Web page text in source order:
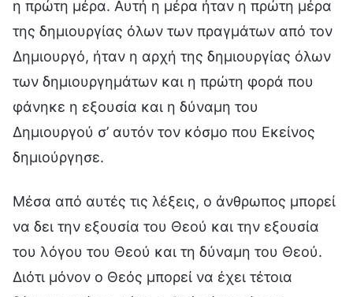
η πρώτη μέρα. Αυτή η μέρα ήταν η πρώτη μέρα
της δημιουργίας όλων των πραγμάτων από τον
Δημιουργό, ήταν η αρχή της δημιουργίας όλων
των δημιουργημάτων και η πρώτη φορά που
φάνηκε η εξουσία και η δύναμη του
Δημιουργού σ’ αυτόν τον κόσμο που Εκείνος
δημιούργησε.
Μέσα από αυτές τις λέξεις, ο άνθρωπος μπορεί
να δει την εξουσία του Θεού και την εξουσία
του λόγου του Θεού και τη δύναμη του Θεού.
Διότι μόνον ο Θεός μπορεί να έχει τέτοια